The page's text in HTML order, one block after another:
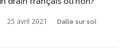
25 avril 2021 Dalle sur sol